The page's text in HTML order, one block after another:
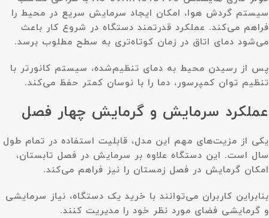
سیستم گردش هوا، امکان ایجاد سرمایش سریع در محیط را
فراهم می‌کند. عملکرد قدرتمند دستگاه در شروع کار باعث
می‌شود دمای اتاق در زمان کوتاه‌تری به سطح مطلوب برسد.
پس از رسیدن محیط به دمای تنظیم‌شده، سیستم کانورتر با
تنظیم توان کمپرسور، دما را با نوسان کمتر حفظ می‌کند.
عملکرد سرمایش و گرمایش چهار فصل
یکی از مزیت‌های مهم این مدل، قابلیت استفاده در تمام طول
سال است. این دستگاه علاوه بر سرمایش در فصل تابستان،
امکان گرمایش در فصل زمستان را نیز فراهم می‌کند.
بنابراین کاربران می‌توانند با خرید یک دستگاه، نیاز سرمایشی
و گرمایشی فضای مورد نظر خود را مدیریت کنند.